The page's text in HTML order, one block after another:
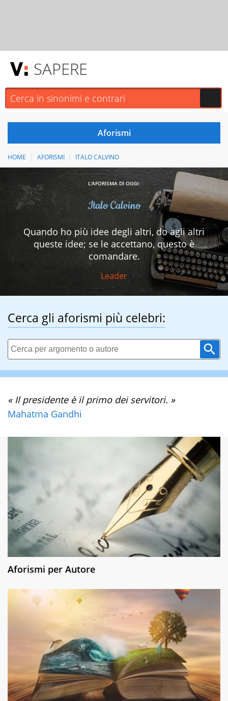
SAPERE
HOME AFORISMI ITALO CALVINO
L'AFORISMA DI OGGI:
Italo Calvino
Quando ho più idee degli altri, do agli altri
queste idee; se le accettano, questo è
comandare.
Leader
Cerca gli aforismi più celebri:
« Il presidente è il primo dei servitori. »
Mahatma Gandhi
Aforismi per Autore